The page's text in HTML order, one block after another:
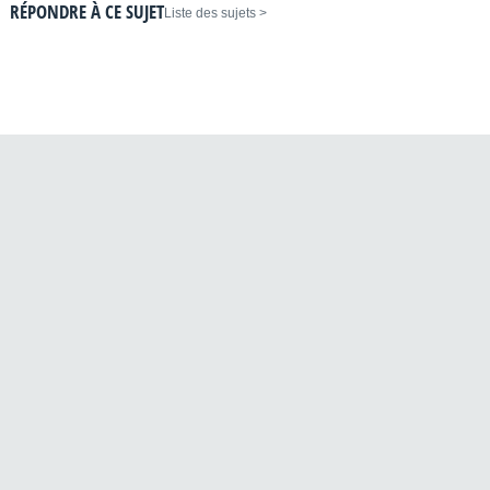
< Liste des sujets
RÉPONDRE À CE SUJET